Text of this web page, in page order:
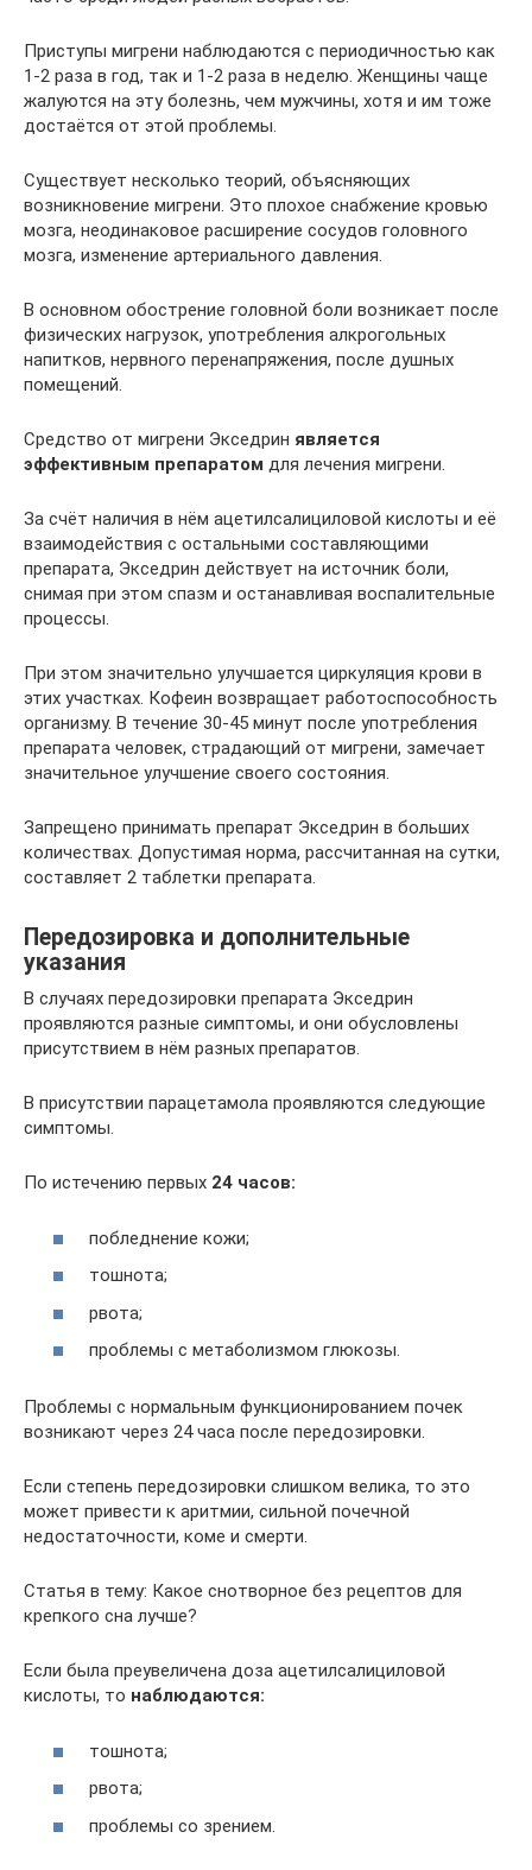
Приступы мигрени наблюдаются с периодичностью как
1-2 раза в год, так и 1-2 раза в неделю. Женщины чаще
жалуются на эту болезнь, чем мужчины, хотя и им тоже
достаётся от этой проблемы.
Существует несколько теорий, объясняющих
возникновение мигрени. Это плохое снабжение кровью
мозга, неодинаковое расширение сосудов головного
мозга, изменение артериального давления.
В основном обострение головной боли возникает после
физических нагрузок, употребления алкрогольных
напитков, нервного перенапряжения, после душных
помещений.
Средство от мигрени Экседрин является
эффективным препаратом для лечения мигрени.
За счёт наличия в нём ацетилсалициловой кислоты и её
взаимодействия с остальными составляющими
препарата, Экседрин действует на источник боли,
снимая при этом спазм и останавливая воспалительные
процессы.
При этом значительно улучшается циркуляция крови в
этих участках. Кофеин возвращает работоспособность
организму. В течение 30-45 минут после употребления
препарата человек, страдающий от мигрени, замечает
значительное улучшение своего состояния.
Запрещено принимать препарат Экседрин в больших
количествах. Допустимая норма, рассчитанная на сутки,
составляет 2 таблетки препарата.
Передозировка и дополнительные
указания
В случаях передозировки препарата Экседрин
проявляются разные симптомы, и они обусловлены
присутствием в нём разных препаратов.
В присутствии парацетамола проявляются следующие
симптомы.
По истечению первых 24 часов:
побледнение кожи;
тошнота;
рвота;
проблемы с метаболизмом глюкозы.
Проблемы с нормальным функционированием почек
возникают через 24 часа после передозировки.
Если степень передозировки слишком велика, то это
может привести к аритмии, сильной почечной
недостаточности, коме и смерти.
Статья в тему: Какое снотворное без рецептов для
крепкого сна лучше?
Если была преувеличена доза ацетилсалициловой
кислоты, то наблюдаются:
тошнота;
рвота;
проблемы со зрением.